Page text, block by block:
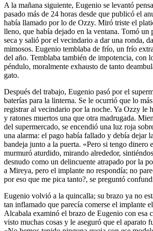
A la mañana siguiente, Eugenio se levantó
pasado más de 24 horas desde que publicó el
había llamado por lo de Ozzy. Miró triste el
lleno, que había dejado en la ventana. Tomó un
seca y salió por el vecindario a dar una ronda,
mimosos. Eugenio temblaba de frío, un frío
del año. Temblaba también de impotencia, con
péndulo, moralmente exhausto de tanto
gato.
Después del trabajo, Eugenio pasó por el
baterías para la linterna. Se le ocurrió que lo
registrar al vecindario por la noche. Ya Ozzy le
y ratones muertos una que otra madrugada.
del supermercado, se encendió una luz roja
una alarma: el pago había fallado y debía dejar
bandeja junto a la puerta. «Pero si tengo dinero
murmuró aturdido, mirando alrededor,
desnudo como un delincuente atrapado por la
a Mireya, pero el implante no respondía; no
por eso que me pica tanto?, se preguntó
Eugenio volvió a la quincalla; su brazo ya no
tan inflamado que parecía comerse el implante
Alcabala examinó el brazo de Eugenio con esa
visto muchas cosas y le aseguró que el aparato